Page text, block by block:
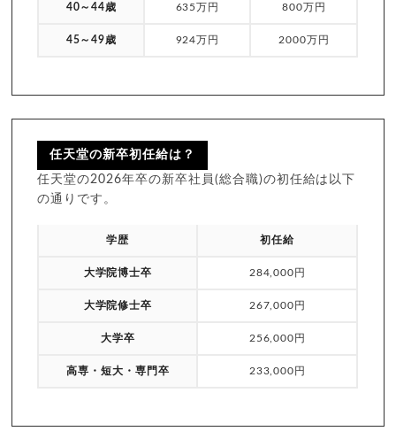
40～44歳 635万円 800万円
45～49歳 924万円 2000万円
任天堂の新卒初任給は？
任天堂の2026年卒の新卒社員(総合職)の初任給は以下
の通りです。
学歴 初任給
大学院博士卒 284,000円
大学院修士卒 267,000円
大学卒 256,000円
高専・短大・専門卒 233,000円